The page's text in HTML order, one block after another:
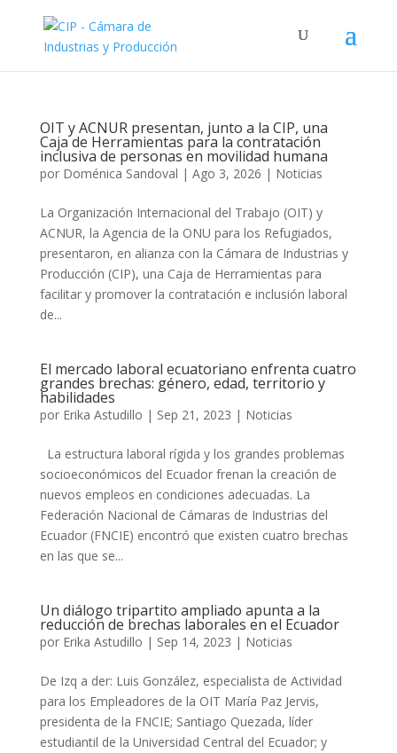
OIT y ACNUR presentan, junto a la CIP, una
Caja de Herramientas para la contratación
inclusiva de personas en movilidad humana
por Doménica Sandoval | Ago 3, 2026 | Noticias
La Organización Internacional del Trabajo (OIT) y
ACNUR, la Agencia de la ONU para los Refugiados,
presentaron, en alianza con la Cámara de Industrias y
Producción (CIP), una Caja de Herramientas para
facilitar y promover la contratación e inclusión laboral
de...
El mercado laboral ecuatoriano enfrenta cuatro
grandes brechas: género, edad, territorio y
habilidades
por Erika Astudillo | Sep 21, 2023 | Noticias
La estructura laboral rígida y los grandes problemas
socioeconómicos del Ecuador frenan la creación de
nuevos empleos en condiciones adecuadas. La
Federación Nacional de Cámaras de Industrias del
Ecuador (FNCIE) encontró que existen cuatro brechas
en las que se...
Un diálogo tripartito ampliado apunta a la
reducción de brechas laborales en el Ecuador
por Erika Astudillo | Sep 14, 2023 | Noticias
De Izq a der: Luis González, especialista de Actividad
para los Empleadores de la OIT María Paz Jervis,
presidenta de la FNCIE; Santiago Quezada, líder
estudiantil de la Universidad Central del Ecuador; y